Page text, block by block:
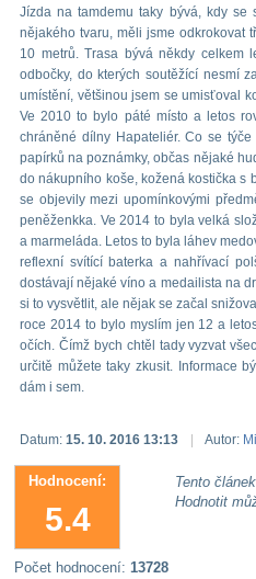
Jízda na tamdemu taky bývá, kdy se
nějakého tvaru, měli jsme odkrokovat
10 metrů. Trasa bývá někdy celkem
odbočky, do kterých soutěžící nesmí
umístění, většinou jsem se umisťoval
Ve 2010 to bylo páté místo a letos
chráněné dílny Hapateliér. Co se
papírků na poznámky, občas nějaké
do nákupního koše, kožená kostička s
se objevily mezi upomínkovými
peněženkka. Ve 2014 to byla velká
a marmeláda. Letos to byla láhev
reflexní svítící baterka a nahřívací
dostávají nějaké víno a medailista na
si to vysvětlit, ale nějak se začal
roce 2014 to bylo myslím jen 12 a
očích. Čímž bych chtěl tady vyzvat
určitě můžete taky zkusit. Informace
dám i sem.
Datum: 15. 10. 2016 13:13 Autor:
Hodnocení:
5.4
Tento
Hodnotit
Počet hodnocení: 13728